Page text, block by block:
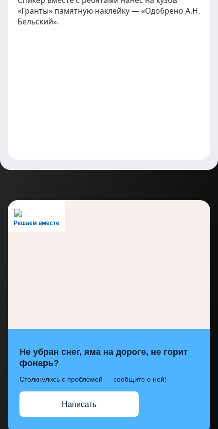
«Гранты» памятную наклейку — «Одобрено А.Н.
Бельский».
Решаем вместе
Не убран снег, яма на дороге, не горит
фонарь?
Столкнулись с проблемой — сообщите о ней!
Написать